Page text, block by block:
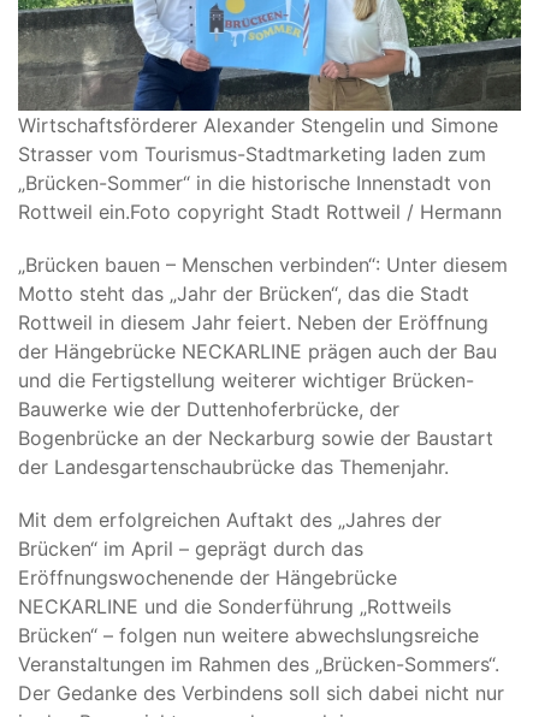
Wirtschaftsförderer Alexander Stengelin und Simone
Strasser vom Tourismus-Stadtmarketing laden zum
„Brücken-Sommer“ in die historische Innenstadt von
Rottweil ein.Foto copyright Stadt Rottweil / Hermann
„Brücken bauen – Menschen verbinden“: Unter diesem
Motto steht das „Jahr der Brücken“, das die Stadt
Rottweil in diesem Jahr feiert. Neben der Eröffnung
der Hängebrücke NECKARLINE prägen auch der Bau
und die Fertigstellung weiterer wichtiger Brücken-
Bauwerke wie der Duttenhoferbrücke, der
Bogenbrücke an der Neckarburg sowie der Baustart
der Landesgartenschaubrücke das Themenjahr.
Mit dem erfolgreichen Auftakt des „Jahres der
Brücken“ im April – geprägt durch das
Eröffnungswochenende der Hängebrücke
NECKARLINE und die Sonderführung „Rottweils
Brücken“ – folgen nun weitere abwechslungsreiche
Veranstaltungen im Rahmen des „Brücken-Sommers“.
Der Gedanke des Verbindens soll sich dabei nicht nur